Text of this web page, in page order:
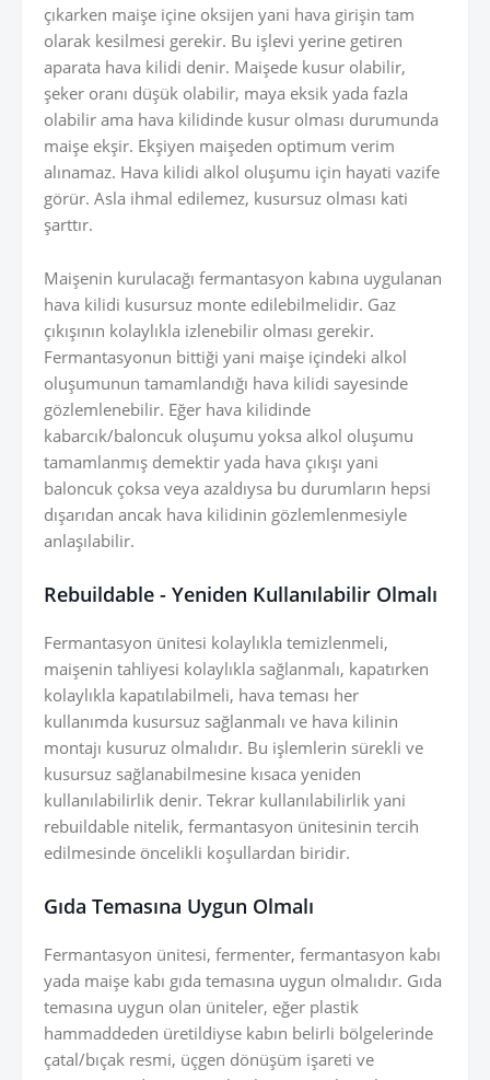
çıkarken maişe içine oksijen yani hava girişin tam
olarak kesilmesi gerekir. Bu işlevi yerine getiren
aparata hava kilidi denir. Maişede kusur olabilir,
şeker oranı düşük olabilir, maya eksik yada fazla
olabilir ama hava kilidinde kusur olması durumunda
maişe ekşir. Ekşiyen maişeden optimum verim
alınamaz. Hava kilidi alkol oluşumu için hayati vazife
görür. Asla ihmal edilemez, kusursuz olması kati
şarttır.
Maişenin kurulacağı fermantasyon kabına uygulanan
hava kilidi kusursuz monte edilebilmelidir. Gaz
çıkışının kolaylıkla izlenebilir olması gerekir.
Fermantasyonun bittiği yani maişe içindeki alkol
oluşumunun tamamlandığı hava kilidi sayesinde
gözlemlenebilir. Eğer hava kilidinde
kabarcık/baloncuk oluşumu yoksa alkol oluşumu
tamamlanmış demektir yada hava çıkışı yani
baloncuk çoksa veya azaldıysa bu durumların hepsi
dışarıdan ancak hava kilidinin gözlemlenmesiyle
anlaşılabilir.
Rebuildable - Yeniden Kullanılabilir Olmalı
Fermantasyon ünitesi kolaylıkla temizlenmeli,
maişenin tahliyesi kolaylıkla sağlanmalı, kapatırken
kolaylıkla kapatılabilmeli, hava teması her
kullanımda kusursuz sağlanmalı ve hava kilinin
montajı kusuruz olmalıdır. Bu işlemlerin sürekli ve
kusursuz sağlanabilmesine kısaca yeniden
kullanılabilirlik denir. Tekrar kullanılabilirlik yani
rebuildable nitelik, fermantasyon ünitesinin tercih
edilmesinde öncelikli koşullardan biridir.
Gıda Temasına Uygun Olmalı
Fermantasyon ünitesi, fermenter, fermantasyon kabı
yada maişe kabı gıda temasına uygun olmalıdır. Gıda
temasına uygun olan üniteler, eğer plastik
hammaddeden üretildiyse kabın belirli bölgelerinde
çatal/bıçak resmi, üçgen dönüşüm işareti ve